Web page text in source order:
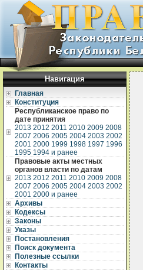
Навигация
Главная
Конституция
Республиканское право по
дате принятия
2013 2012 2011 2010 2009 2008
2007 2006 2005 2004 2003 2002
2001 2000 1999 1998 1997 1996
1995 1994 и ранее
Правовые акты местных
органов власти по датам
2013 2012 2011 2010 2009 2008
2007 2006 2005 2004 2003 2002
2001 2000 и ранее
Архивы
Кодексы
Законы
Указы
Постановления
Поиск документа
Полезные ссылки
Контакты